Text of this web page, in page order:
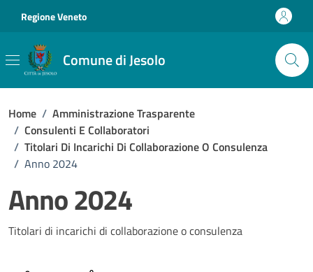
Regione Veneto
Comune di Jesolo
Home / Amministrazione Trasparente
/ Consulenti E Collaboratori
/ Titolari Di Incarichi Di Collaborazione O Consulenza
/ Anno 2024
Anno 2024
Titolari di incarichi di collaborazione o consulenza